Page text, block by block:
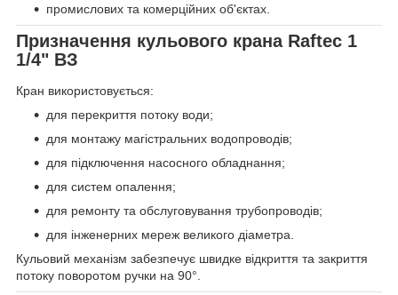
промислових та комерційних об'єктах.
Призначення кульового крана Raftec 1
1/4" ВЗ
Кран використовується:
для перекриття потоку води;
для монтажу магістральних водопроводів;
для підключення насосного обладнання;
для систем опалення;
для ремонту та обслуговування трубопроводів;
для інженерних мереж великого діаметра.
Кульовий механізм забезпечує швидке відкриття та закриття
потоку поворотом ручки на 90°.